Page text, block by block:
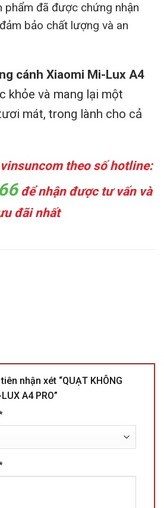
phẩm đã được chứng nhận
bảo chất lượng và an
cánh Xiaomi Mi-Lux A4
khỏe và mang lại một
mát, trong lành cho cả
theo số hotline:
để nhận được tư vấn và
đãi nhất
nhận xét “QUẠT KHÔNG
A4 PRO”